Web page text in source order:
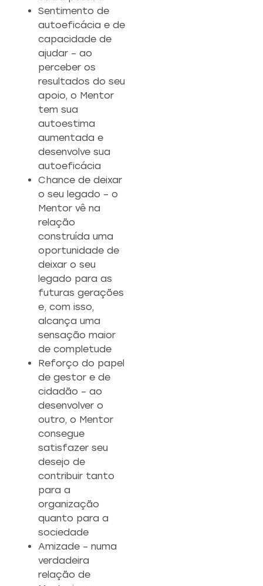
Sentimento de
autoeficácia e de
capacidade de
ajudar – ao
perceber os
resultados do seu
apoio, o Mentor
tem sua
autoestima
aumentada e
desenvolve sua
autoeficácia
Chance de deixar
o seu legado – o
Mentor vê na
relação
construída uma
oportunidade de
deixar o seu
legado para as
futuras gerações
e, com isso,
alcança uma
sensação maior
de completude
Reforço do papel
de gestor e de
cidadão – ao
desenvolver o
outro, o Mentor
consegue
satisfazer seu
desejo de
contribuir tanto
para a
organização
quanto para a
sociedade
Amizade – numa
verdadeira
relação de